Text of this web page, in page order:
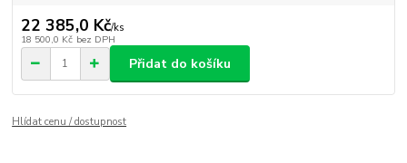
22 385,0 Kč/ks
18 500,0 Kč bez DPH
Přidat do košíku
Hlídat cenu / dostupnost